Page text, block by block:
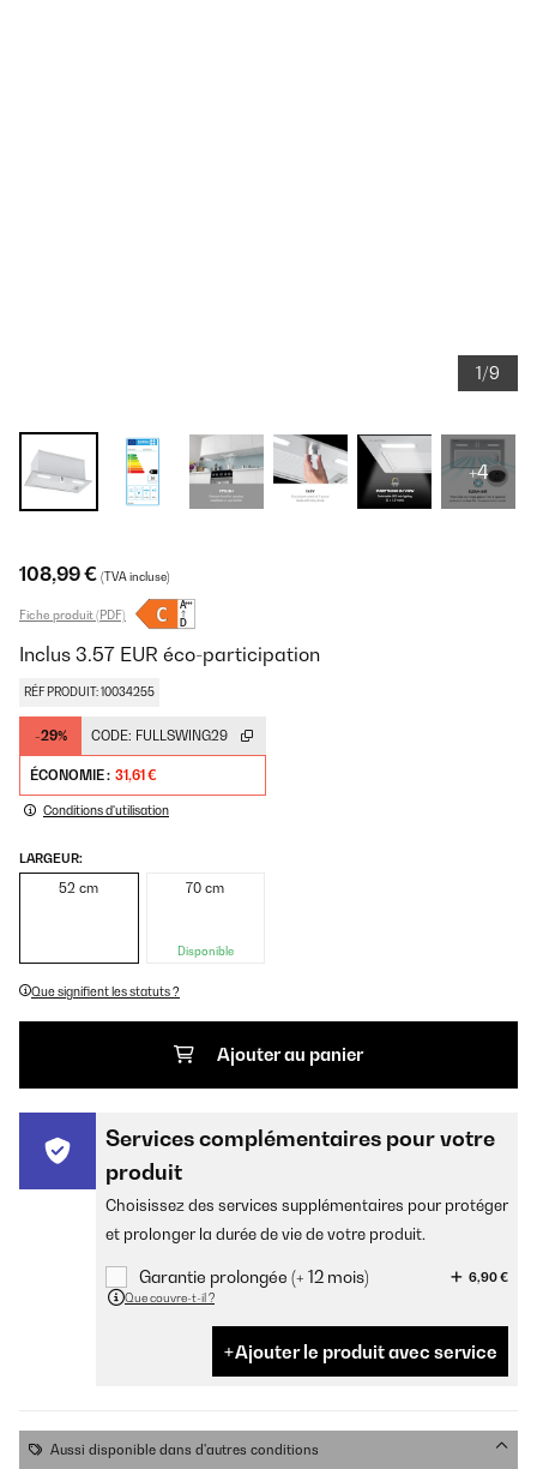
1/9
+4
108,99 € (TVA incluse)
Fiche produit (PDF)
Inclus 3.57 EUR éco-participation
RÉF PRODUIT: 10034255
-29% CODE: FULLSWING29
ÉCONOMIE : 31,61 €
Conditions d'utilisation
LARGEUR:
52 cm 70 cm
Disponible
Que signifient les statuts ?
Ajouter au panier
Services complémentaires pour votre
produit
Choisissez des services supplémentaires pour protéger
et prolonger la durée de vie de votre produit.
Garantie prolongée (+ 12 mois)
6,90 €
Que couvre-t-il ?
Ajouter le produit avec service
Aussi disponible dans d'autres conditions